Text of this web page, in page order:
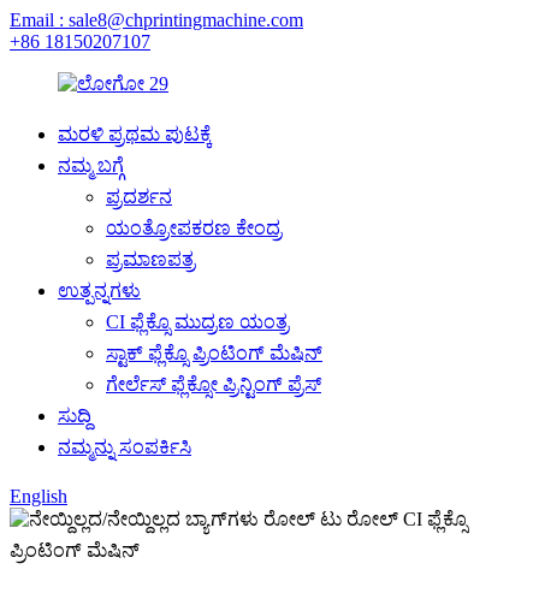
Email : sale8@chprintingmachine.com
+86 18150207107
ಮರಳಿ ಪ್ರಥಮ ಪುಟಕ್ಕೆ
ನಮ್ಮ ಬಗ್ಗೆ
ಪ್ರದರ್ಶನ
ಯಂತ್ರೋಪಕರಣ ಕೇಂದ್ರ
ಪ್ರಮಾಣಪತ್ರ
ಉತ್ಪನ್ನಗಳು
CI ಫ್ಲೆಕ್ಸೊ ಮುದ್ರಣ ಯಂತ್ರ
ಸ್ಟಾಕ್ ಫ್ಲೆಕ್ಸೊ ಪ್ರಿಂಟಿಂಗ್ ಮೆಷಿನ್
ಗೇರ್ಲೆಸ್ ಫ್ಲೆಕ್ಸೋ ಪ್ರಿನ್ಟಿಂಗ್ ಪ್ರೆಸ್
ಸುದ್ದಿ
ನಮ್ಮನ್ನು ಸಂಪರ್ಕಿಸಿ
English